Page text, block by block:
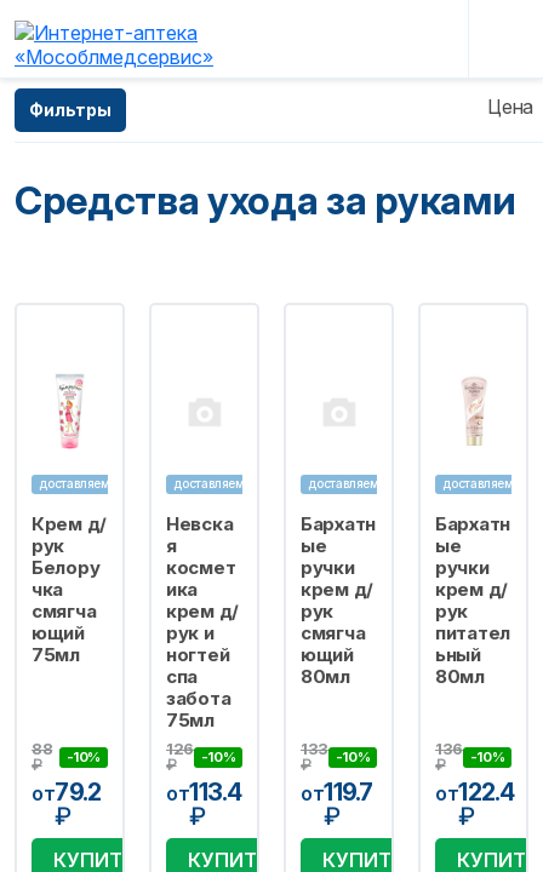
Главная —
— Средства ухода за руками
Средства ухода за руками
Фильтры Цена
доставляем
Крем д/
рук
Белору
чка
смягча
ющий
75мл
88
₽
-10%
от79.2
₽
КУПИТЬ
доставляем
Невска
я
космет
ика
крем д/
рук и
ногтей
спа
забота
75мл
126
₽
-10%
от113.4
₽
КУПИТЬ
доставляем
Бархатн
ые
ручки
крем д/
рук
смягча
ющий
80мл
133
₽
-10%
от119.7
₽
КУПИТЬ
доставляем
Бархатн
ые
ручки
крем д/
рук
питател
ьный
80мл
136
₽
-10%
от122.4
₽
КУПИТЬ